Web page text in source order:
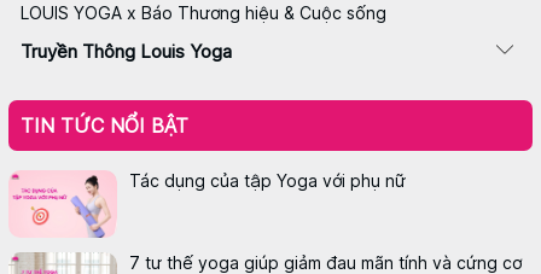
LOUIS YOGA x Báo Thương hiệu & Cuộc sống
Truyền Thông Louis Yoga
TIN TỨC NỔI BẬT
Tác dụng của tập Yoga với phụ nữ
7 tư thế yoga giúp giảm đau mãn tính và cứng cơ